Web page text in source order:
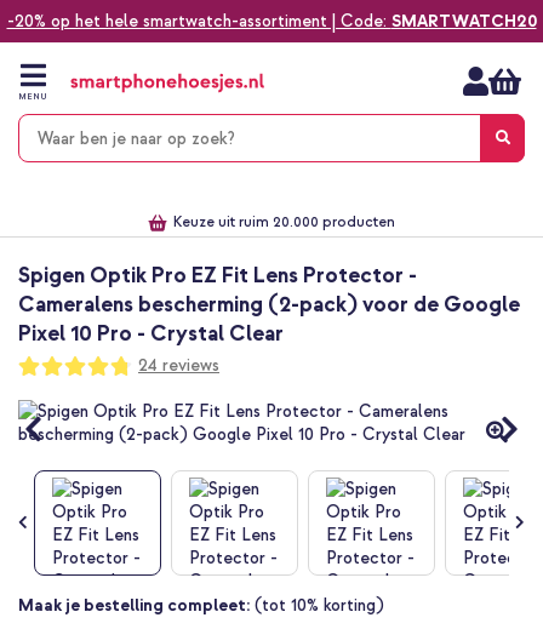
-20% op het hele smartwatch-assortiment | Code: SMARTWATCH20
naar
inhoud
MENU
Keuze uit ruim 20.000 producten
Spigen Optik Pro EZ Fit Lens Protector -
Cameralens bescherming (2-pack) voor de Google
Pixel 10 Pro - Crystal Clear
Waardering:
95
100
24 reviews
Ga
naar
einde
de
afbeeldingen-
gallerij
Ga
Maak je bestelling compleet: (tot 10% korting)